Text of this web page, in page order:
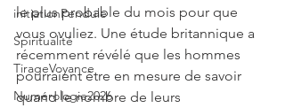
initiationPendule
Spiritualité
TirageVoyance
Numérologie2026
le plus probable du mois pour que
vous ovuliez. Une étude britannique a
récemment révélé que les hommes
pourraient être en mesure de savoir
quand le nombre de leurs